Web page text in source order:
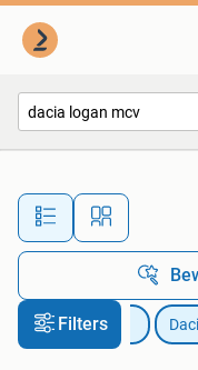
Filters
Auto's